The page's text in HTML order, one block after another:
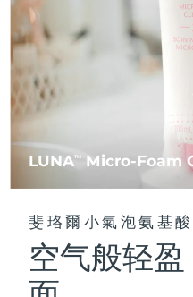
LUNATM Micro-Foam
斐珞爾小氣泡氨基
空气般轻
LUNA™
For travel or
LUNA™
Premium
LUNA™
All facial
BEAR™
All premium
UFO™ 3
Portable red
UFO™ 設備
All deep
issa™ 4
For ages 0-3
issa™
Dual LED +
ISSA™ 設
All silicone
FAQ™ 102
Advanced
FAQ™
Luxurious
FAQ™ P1
FAQ™
LED mask
FAQ™ 211
Anti-aging
FAQ™ 221
生髮
FAQ™
LED hair
FAQ™
Scalp
FAQ™護
All FAQ™
FAQ™
Full-
FAQ™
Full-
FAQ™
NEW
脫毛
克羅埃西亞
賽普勒斯
捷克
丹麥
芬蘭
法國